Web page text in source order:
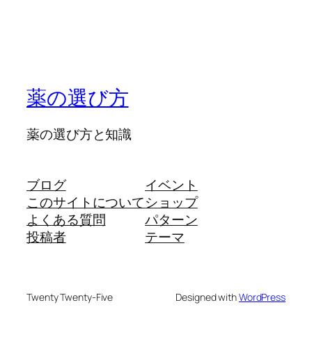
薬の選び方
薬の選び方と知識
ブログ
このサイトについて
よくある質問
投稿者
イベント
ショップ
パターン
テーマ
Twenty Twenty-Five Designed withWordPress